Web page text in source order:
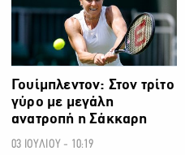
Γουίμπλεντον: Στον τρίτο
γύρο με μεγάλη
ανατροπή η Σάκκαρη
03 ΙΟΥΛΙΟΥ - 10:19